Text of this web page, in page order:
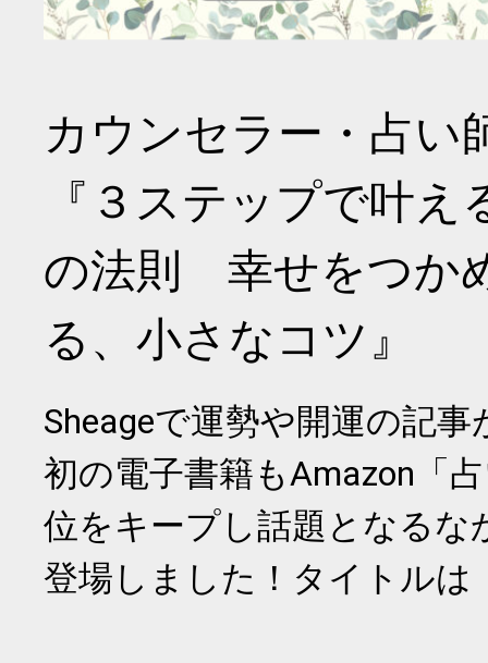
カウンセラー・占い
『３ステップで叶
の法則 幸せをつか
る、小さなコツ』
Sheageで運勢や開運の記
初の電子書籍もAmazon「
位をキープし話題となるな
登場しました！タイトルは